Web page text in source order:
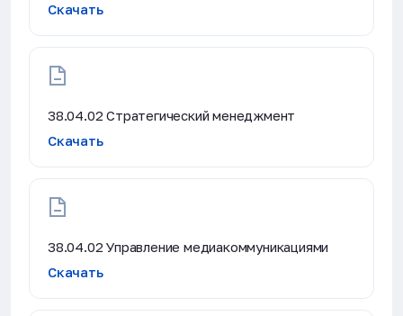
Скачать
38.04.02 Стратегический менеджмент
Скачать
38.04.02 Управление медиакоммуникациями
Скачать